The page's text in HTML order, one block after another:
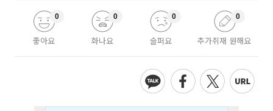
좋아요
0
화나요
0
슬퍼요
0
추가취재 원해요
0